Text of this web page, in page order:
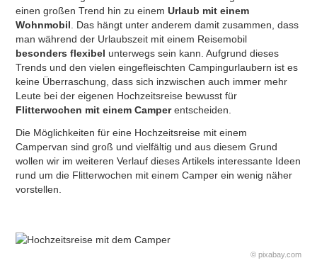
einen großen Trend hin zu einemUrlaub mit einem
Wohnmobil . Das hängt unter anderem damit zusammen, dass
man während der Urlaubszeit mit einem Reisemobil
besonders flexibel unterwegs sein kann. Aufgrund dieses
Trends und den vielen eingefleischten Campingurlaubern ist es
keine Überraschung, dass sich inzwischen auch immer mehr
Leute bei der eigenen Hochzeitsreise bewusst für
Flitterwochen mit einem Camperentscheiden.
Die Möglichkeiten für eine Hochzeitsreise mit einem
Campervan sind groß und vielfältig und aus diesem Grund
wollen wir im weiteren Verlauf dieses Artikels interessante Ideen
rund um die Flitterwochen mit einem Camper ein wenig näher
vorstellen.
© pixabay.com